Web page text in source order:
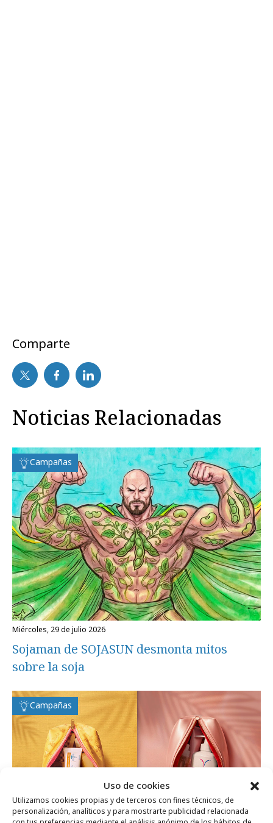
Uso de cookies
Utilizamos cookies propias y de terceros con fines técnicos, de
personalización, analíticos y para mostrarte publicidad relacionada
Comparte
Noticias Relacionadas
Campañas
miércoles, 29 de julio 2026
Sojaman de SOJASUN desmonta mitos
sobre la soja
Campañas